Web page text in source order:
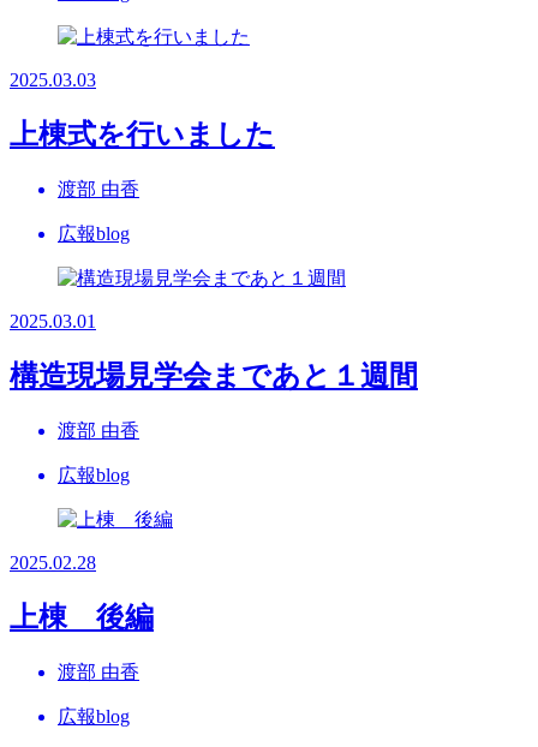
2025.03.03
上棟式を行いました
渡部 由香
広報blog
2025.03.01
構造現場見学会まであと１週間
渡部 由香
広報blog
2025.02.28
上棟 後編
渡部 由香
広報blog